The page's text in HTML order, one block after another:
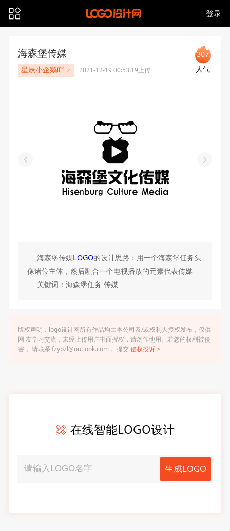
登录
海森堡传媒
星辰小企鹅吖 2021-12-19 00:53:19上传
307
人气
海森堡传媒LOGO的设计思路：用一个海森堡任务头
像诸位主体，然后融合一个电视播放的元素代表传媒
关键词：海森堡任务 传媒
版权声明：logo设计网所有作品均由本公司及/或权利人授权发布，仅供
网 友学习交流，未经上传用户书面授权，请勿作他用。若您的权利被侵
害， 请联系 fzypzl@outlook.com， 提交 侵权投诉 >
在线智能LOGO设计
生成LOGO